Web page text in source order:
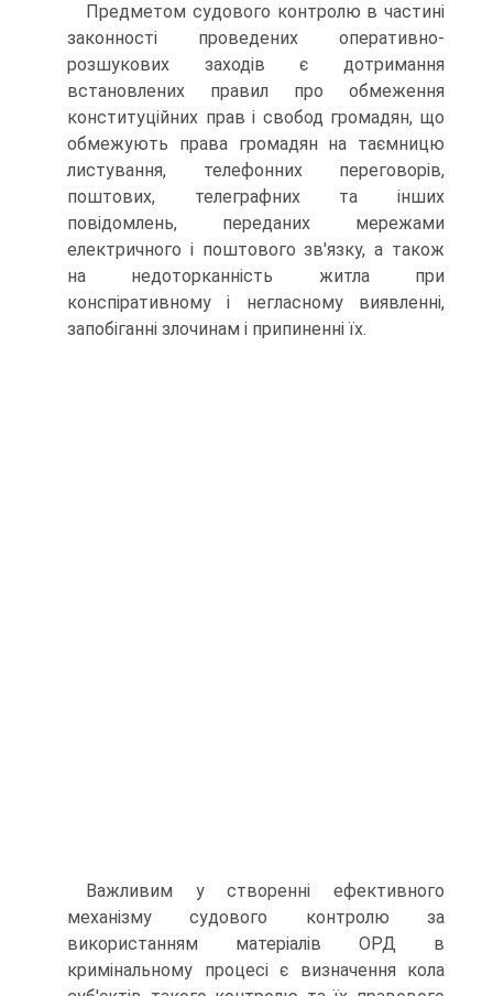
Предметом судового контролю в частині
законності проведених оперативно-
розшукових заходів є дотримання
встановлених правил про обмеження
конституційних прав і свобод громадян, що
обмежують права громадян на таємницю
листування, телефонних переговорів,
поштових, телеграфних та інших
повідомлень, переданих мережами
електричного і поштового зв'язку, а також
на недоторканність житла при
конспіративному і негласному виявленні,
запобіганні злочинам і припиненні їх.
Важливим у створенні ефективного
механізму судового контролю за
використанням матеріалів ОРД в
кримінальному процесі є визначення кола